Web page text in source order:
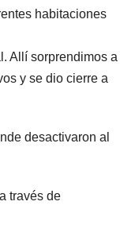
habitaciones
Allí sorprendimos a
y se dio cierre a
desactivaron al
través de